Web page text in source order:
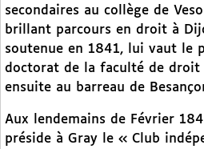
secondaires au collège de
brillant parcours en droit à
soutenue en 1841, lui vaut le
doctorat de la faculté de droit
ensuite au barreau de
Aux lendemains de Février
préside à Gray le « Club